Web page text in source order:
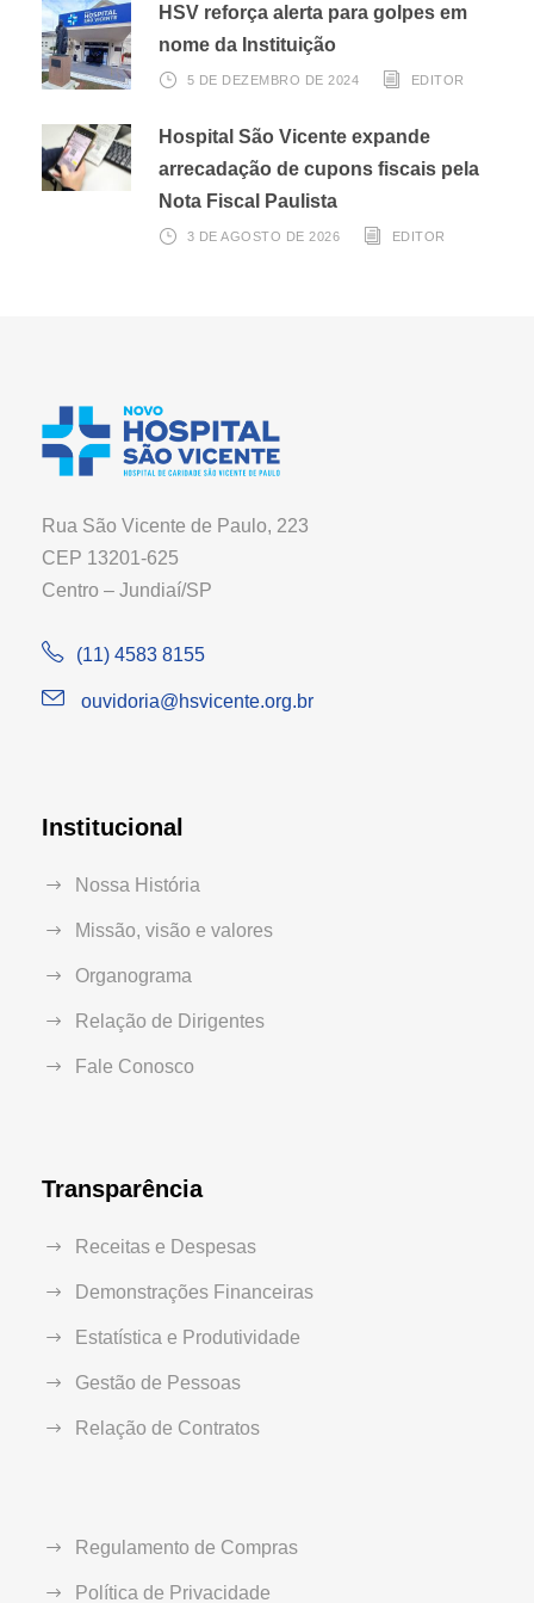
HSV reforça alerta para golpes em
nome da Instituição
5 DE DEZEMBRO DE 2024 EDITOR
Hospital São Vicente expande
arrecadação de cupons fiscais pela
Nota Fiscal Paulista
3 DE AGOSTO DE 2026 EDITOR
Rua São Vicente de Paulo, 223
CEP 13201-625
Centro – Jundiaí/SP
(11) 4583 8155
ouvidoria@hsvicente.org.br
Institucional
Nossa História
Missão, visão e valores
Organograma
Relação de Dirigentes
Fale Conosco
Transparência
Receitas e Despesas
Demonstrações Financeiras
Estatística e Produtividade
Gestão de Pessoas
Relação de Contratos
Regulamento de Compras
Política de Privacidade